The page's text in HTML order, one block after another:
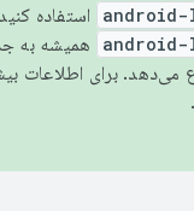
استفاده
همیشه به